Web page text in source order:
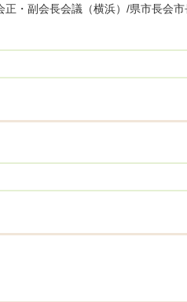
・副会長会議（横浜）/県市長会